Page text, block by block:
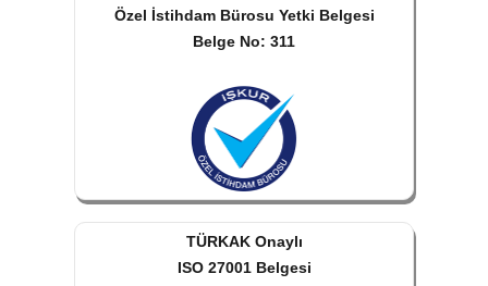
Özel İstihdam Bürosu Yetki Belgesi
Belge No: 311
TÜRKAK Onaylı
ISO 27001 Belgesi